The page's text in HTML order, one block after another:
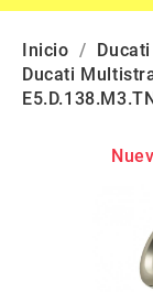
Inicio Ducati
Ducati